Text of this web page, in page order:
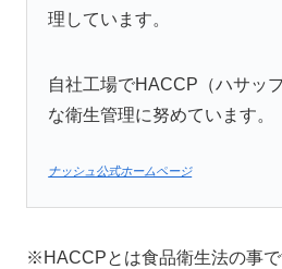
理しています。
自社工場でHACCP（ハサッ
な衛生管理に努めています。
ナッシュ公式ホームページ
※HACCPとは食品衛生法の事で